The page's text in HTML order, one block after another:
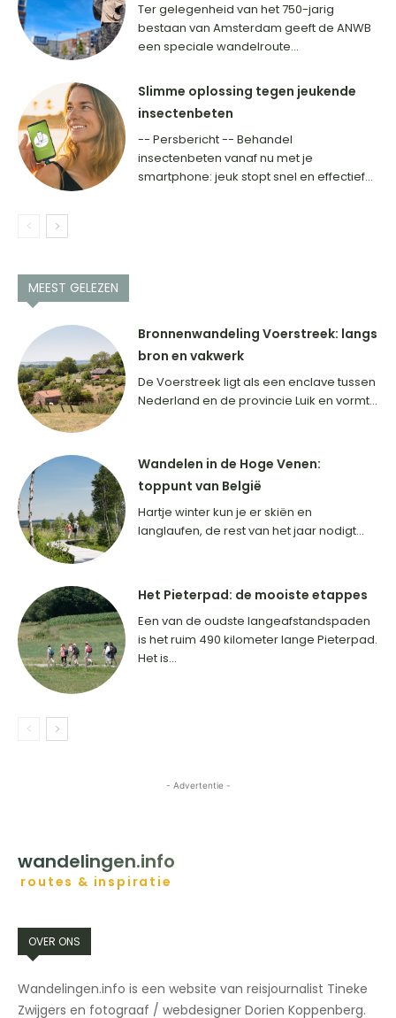
Ter gelegenheid van het 750-jarig
bestaan van Amsterdam geeft de ANWB
een speciale wandelroute...
Slimme oplossing tegen jeukende
insectenbeten
-- Persbericht -- Behandel
insectenbeten vanaf nu met je
smartphone: jeuk stopt snel en effectief...
MEEST GELEZEN
Bronnenwandeling Voerstreek: langs
bron en vakwerk
De Voerstreek ligt als een enclave tussen
Nederland en de provincie Luik en vormt...
Wandelen in de Hoge Venen:
toppunt van België
Hartje winter kun je er skiën en
langlaufen, de rest van het jaar nodigt...
Het Pieterpad: de mooiste etappes
Een van de oudste langeafstandspaden
is het ruim 490 kilometer lange Pieterpad.
Het is...
- Advertentie -
wandelingen.info
routes & inspiratie
OVER ONS
Wandelingen.info is een website van reisjournalist Tineke
Zwijgers en fotograaf / webdesigner Dorien Koppenberg.